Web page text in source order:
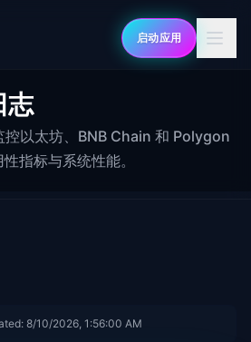
启动应用
志
控以太坊、BNB Chain 和 Polygon
指标与系统性能。
8/10/2026, 1:56:00 AM